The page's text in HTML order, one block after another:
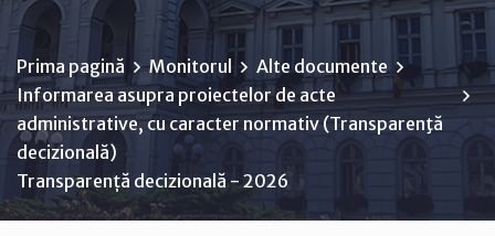
Prima pagină Monitorul
Alte documente
Informarea asupra proiectelor de acte
administrative, cu caracter normativ (Transparenţă
decizională)
Transparență decizională - 2026